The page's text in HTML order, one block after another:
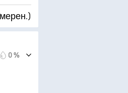
64 %
0 %